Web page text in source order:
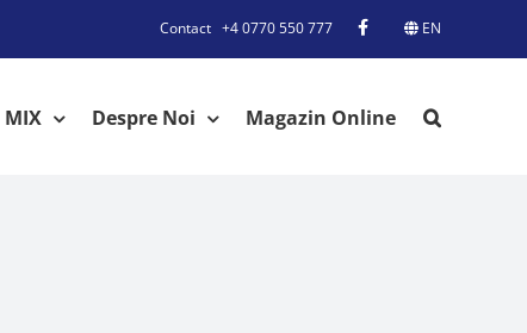
Contact +4 0770 550 777 EN
MIX Despre Noi Magazin Online